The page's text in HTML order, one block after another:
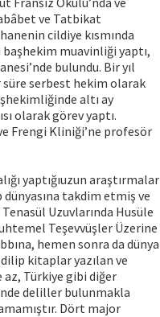
ve Tatbikat
cildiye kısmında
muavinliği yaptı,
bulundu. Bir yıl
süre serbest hekim olarak
altı ay
olarak görev yaptı.
Frengi Kliniği’ne profesör
yaptığıuzun araştırmalar
takdim etmiş ve
Uzuvlarında Husüle
Teşevvüşler Üzerine
hemen sonra da dünya
kitaplar yazılan ve
Türkiye gibi diğer
deliller bulunmakla
Dört major